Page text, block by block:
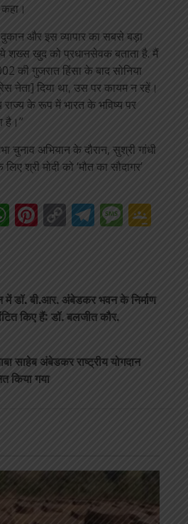
और इस व्यापार का सबसे बड़ा
शख्स खुद को प्रधानसेवक बताता है. मैं
की गुजरात हिंसा के बाद सोनिया
नेता] दिया था, उस पर कायम न रहें।
राज्य के रूप में भारत के भविष्य पर
है।”
चुनाव अभियान के दौरान, सुश्री गांधी
श्री मोदी को ‘मौत का सौदागर’
WhatsApp
Pinterest
Copy
में डॉ. बी.आर. अंबेडकर भवन के निर्माण
किए हैं: डॉ. बलजीत कौर.
साहेब अंबेडकर राष्ट्रीय योगदान
किया गया